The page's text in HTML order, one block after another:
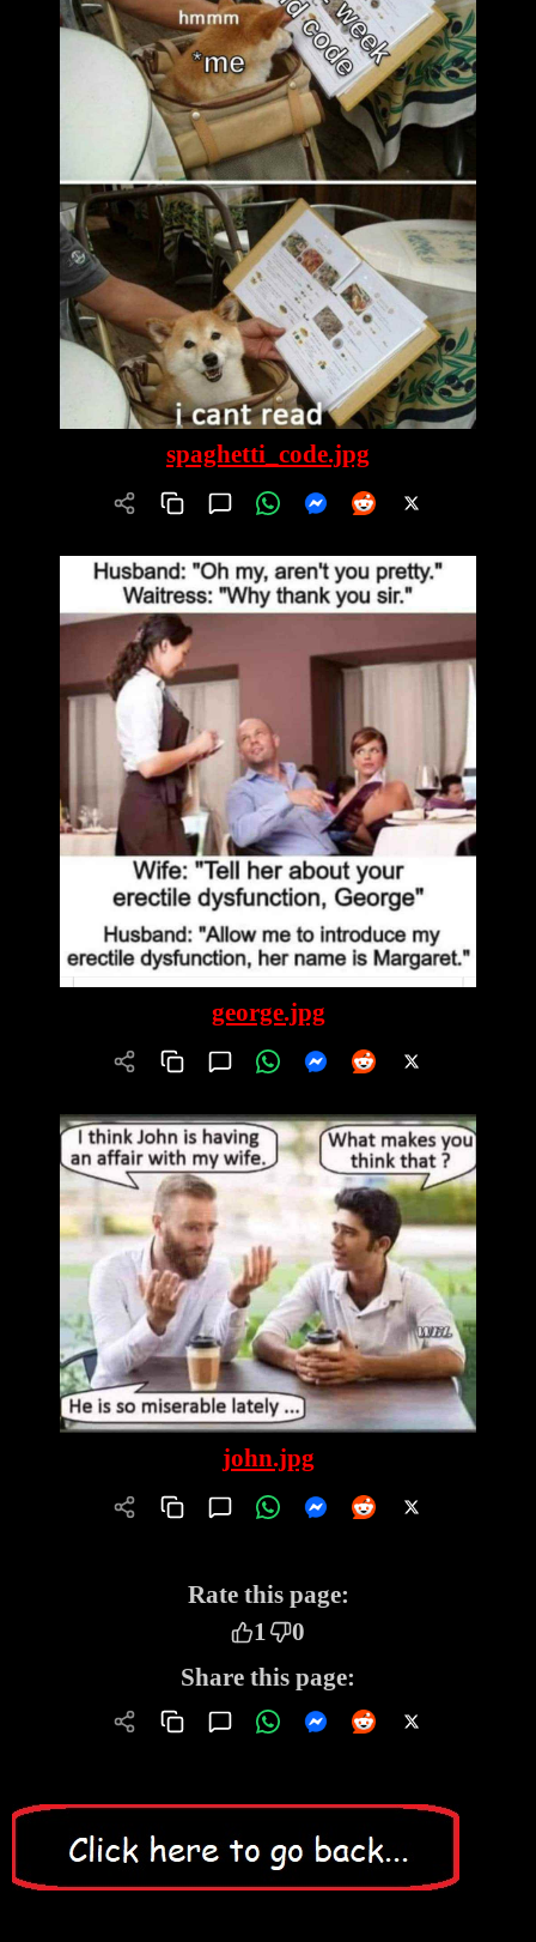
spaghetti_code.jpg
george.jpg
john.jpg
Rate this page:
1
0
Share this page: